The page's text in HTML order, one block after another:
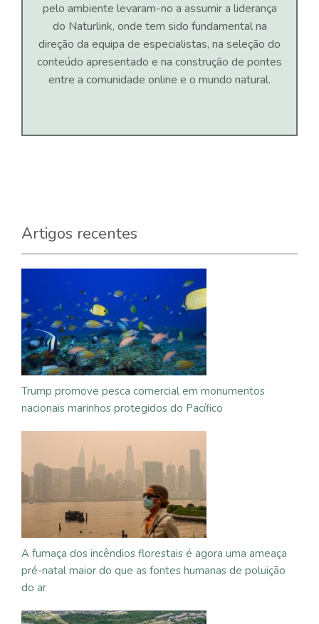
pelo ambiente levaram-no a assumir a liderança
do Naturlink, onde tem sido fundamental na
direção da equipa de especialistas, na seleção do
conteúdo apresentado e na construção de pontes
entre a comunidade online e o mundo natural.
Artigos recentes
Trump promove pesca comercial em monumentos
nacionais marinhos protegidos do Pacífico
A fumaça dos incêndios florestais é agora uma ameaça
pré-natal maior do que as fontes humanas de poluição
do ar